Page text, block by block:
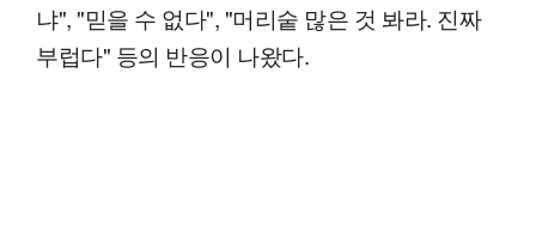
냐", "믿을 수 없다", "머리숱 많은 것 봐라. 진짜
부럽다" 등의 반응이 나왔다.